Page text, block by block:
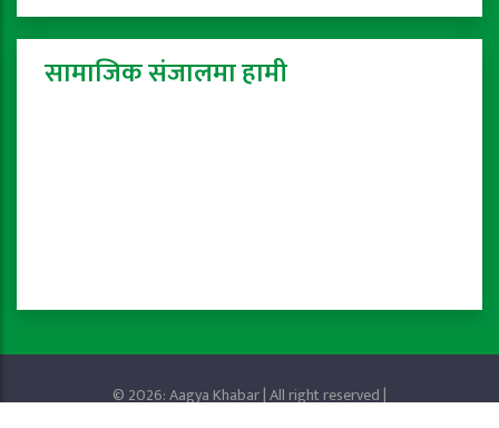
सामाजिक संजालमा हामी
© 2026: Aagya Khabar | All right reserved |